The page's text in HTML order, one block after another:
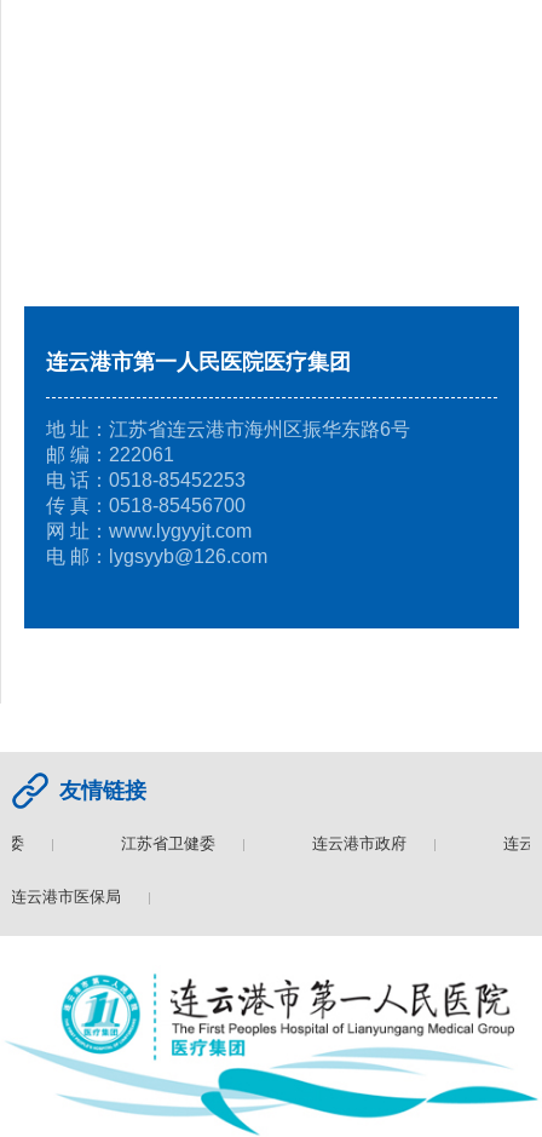
连云港市第一人民医院医疗集团
地 址：江苏省连云港市海州区振华东路6号
邮 编：222061
电 话：0518-85452253
传 真：0518-85456700
网 址：www.lygyyjt.com
电 邮：lygsyyb@126.com
友情链接
委 江苏省卫健委 连云港市政府 连云
连云港市医保局